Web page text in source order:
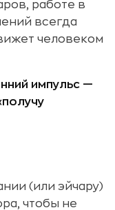
работе в
всегда
человеком
импульс —
(или эйчару)
чтобы не